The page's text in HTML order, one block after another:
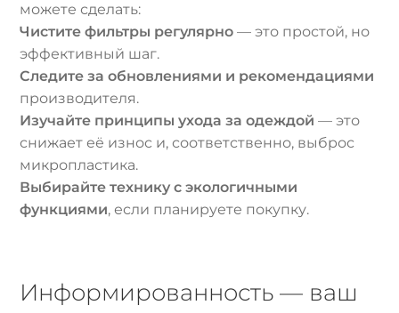
можете сделать:
Чистите фильтры регулярно — это простой, но
эффективный шаг.
Следите за обновлениями и рекомендациями
производителя.
Изучайте принципы ухода за одеждой — это
снижает её износ и, соответственно, выброс
микропластика.
Выбирайте технику с экологичными
функциями, если планируете покупку.
Информированность — ваш